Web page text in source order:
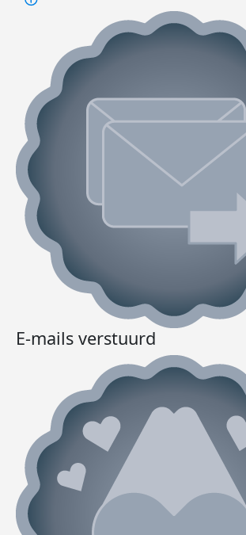
E-mails verstuurd